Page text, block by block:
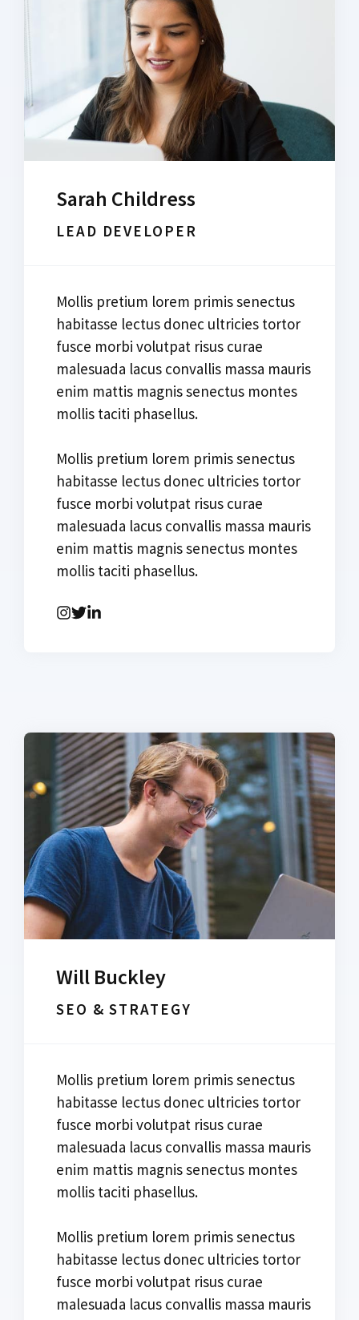
Sarah Childress
LEAD DEVELOPER
Mollis pretium lorem primis senectus
habitasse lectus donec ultricies tortor
fusce morbi volutpat risus curae
malesuada lacus convallis massa mauris
enim mattis magnis senectus montes
mollis taciti phasellus.
Mollis pretium lorem primis senectus
habitasse lectus donec ultricies tortor
fusce morbi volutpat risus curae
malesuada lacus convallis massa mauris
enim mattis magnis senectus montes
mollis taciti phasellus.
Will Buckley
SEO & STRATEGY
Mollis pretium lorem primis senectus
habitasse lectus donec ultricies tortor
fusce morbi volutpat risus curae
malesuada lacus convallis massa mauris
enim mattis magnis senectus montes
mollis taciti phasellus.
Mollis pretium lorem primis senectus
habitasse lectus donec ultricies tortor
fusce morbi volutpat risus curae
malesuada lacus convallis massa mauris